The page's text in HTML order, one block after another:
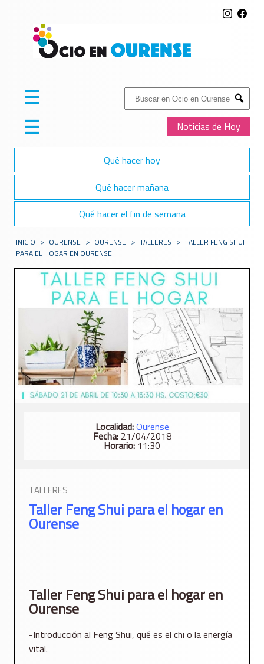
Buscar:
Submit
Noticias de Hoy
☰
☰
Qué hacer hoy
Qué hacer mañana
Qué hacer el fin de semana
INICIO > OURENSE > OURENSE > TALLERES > TALLER FENG SHUI
PARA EL HOGAR EN OURENSE
Localidad:Ourense
Fecha:21/04/2018
Horario: 11:30
TALLERES
Taller Feng Shui para el hogar en
Ourense
Taller Feng Shui para el hogar en
Ourense
-Introducción al Feng Shui, qué es el chi o la energía
vital.